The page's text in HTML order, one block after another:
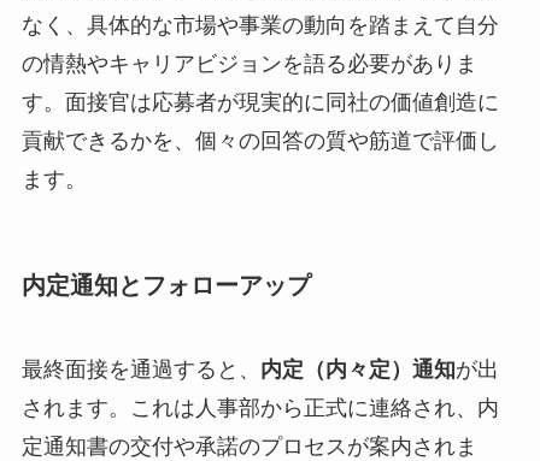
なく、具体的な市場や事業の動向を踏まえて自分
の情熱やキャリアビジョンを語る必要がありま
す。面接官は応募者が現実的に同社の価値創造に
貢献できるかを、個々の回答の質や筋道で評価し
ます。
内定通知とフォローアップ
最終面接を通過すると、 内定（内々定）通知が出
されます。これは人事部から正式に連絡され、内
定通知書の交付や承諾のプロセスが案内されま